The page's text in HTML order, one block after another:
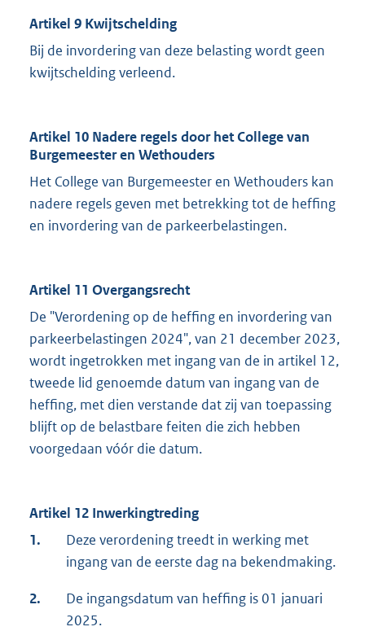
Artikel 9 Kwijtschelding
Bij de invordering van deze belasting wordt geen
kwijtschelding verleend.
Artikel 10 Nadere regels door het College van
Burgemeester en Wethouders
Het College van Burgemeester en Wethouders kan
nadere regels geven met betrekking tot de heffing
en invordering van de parkeerbelastingen.
Artikel 11 Overgangsrecht
De "Verordening op de heffing en invordering van
parkeerbelastingen 2024", van 21 december 2023,
wordt ingetrokken met ingang van de in artikel 12,
tweede lid genoemde datum van ingang van de
heffing, met dien verstande dat zij van toepassing
blijft op de belastbare feiten die zich hebben
voorgedaan vóór die datum.
Artikel 12 Inwerkingtreding
1.
Deze verordening treedt in werking met
ingang van de eerste dag na bekendmaking.
2.
De ingangsdatum van heffing is 01 januari
2025.